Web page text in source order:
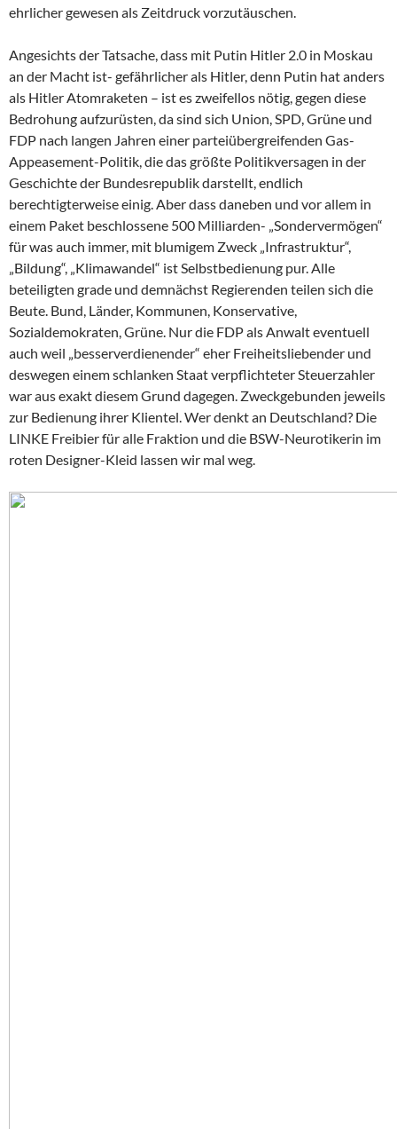
ehrlicher gewesen als Zeitdruck vorzutäuschen.
Angesichts der Tatsache, dass mit Putin Hitler 2.0 in Moskau
an der Macht ist- gefährlicher als Hitler, denn Putin hat anders
als Hitler Atomraketen – ist es zweifellos nötig, gegen diese
Bedrohung aufzurüsten, da sind sich Union, SPD, Grüne und
FDP nach langen Jahren einer parteiübergreifenden Gas-
Appeasement-Politik, die das größte Politikversagen in der
Geschichte der Bundesrepublik darstellt, endlich
berechtigterweise einig. Aber dass daneben und vor allem in
einem Paket beschlossene 500 Milliarden- „Sondervermögen“
für was auch immer, mit blumigem Zweck „Infrastruktur“,
„Bildung“, „Klimawandel“ ist Selbstbedienung pur. Alle
beteiligten grade und demnächst Regierenden teilen sich die
Beute. Bund, Länder, Kommunen, Konservative,
Sozialdemokraten, Grüne. Nur die FDP als Anwalt eventuell
auch weil „besserverdienender“ eher Freiheitsliebender und
deswegen einem schlanken Staat verpflichteter Steuerzahler
war aus exakt diesem Grund dagegen. Zweckgebunden jeweils
zur Bedienung ihrer Klientel. Wer denkt an Deutschland? Die
LINKE Freibier für alle Fraktion und die BSW-Neurotikerin im
roten Designer-Kleid lassen wir mal weg.